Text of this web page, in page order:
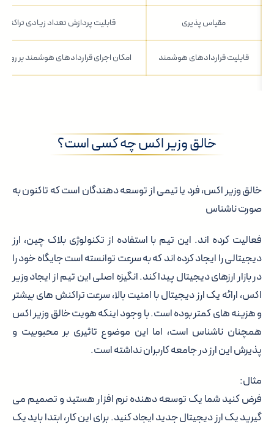
مقیاس پذیری قابلیت پردازش تعداد زیادی
قابلیت قراردادهای هوشمند امکان اجرای قراردادهای هوشمند بر
خالق وزیر اکس چه کسی است؟
خالق وزیر اکس، فرد یا تیمی از توسعه دهندگان است که تاکنون به
صورت ناشناس
فعالیت کرده اند. این تیم با استفاده از تکنولوژی بلاک چین، ارز
دیجیتالی را ایجاد کرده اند که به سرعت توانسته است جایگاه خود را
در بازار ارزهای دیجیتال پیدا کند. انگیزه اصلی این تیم از ایجاد وزیر
اکس، ارائه یک ارز دیجیتال با امنیت بالا، سرعت تراکنش های بیشتر
و هزینه های کمتر بوده است. با وجود اینکه هویت خالق وزیر اکس
همچنان ناشناس است، اما این موضوع تاثیری بر محبوبیت و
پذیرش این ارز در جامعه کاربران نداشته است.
مثال:
فرض کنید شما یک توسعه دهنده نرم افزار هستید و تصمیم می
گیرید یک ارز دیجیتال جدید ایجاد کنید. برای این کار، ابتدا باید یک